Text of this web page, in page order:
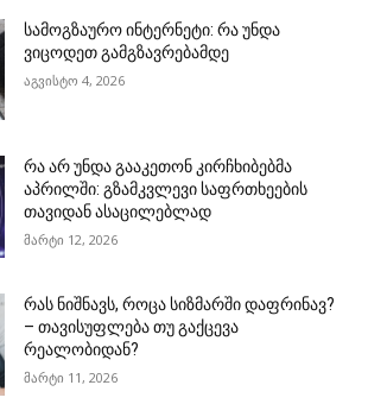
სამოგზაურო ინტერნეტი: რა უნდა
ვიცოდეთ გამგზავრებამდე
აგვისტო 4, 2026
რა არ უნდა გააკეთონ კირჩხიბებმა
აპრილში: გზამკვლევი საფრთხეების
თავიდან ასაცილებლად
მარტი 12, 2026
რას ნიშნავს, როცა სიზმარში დაფრინავ?
– თავისუფლება თუ გაქცევა
რეალობიდან?
მარტი 11, 2026